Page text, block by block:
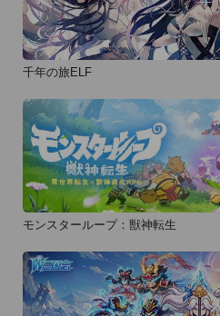
千年の旅ELF
モンスターループ：獣神転生